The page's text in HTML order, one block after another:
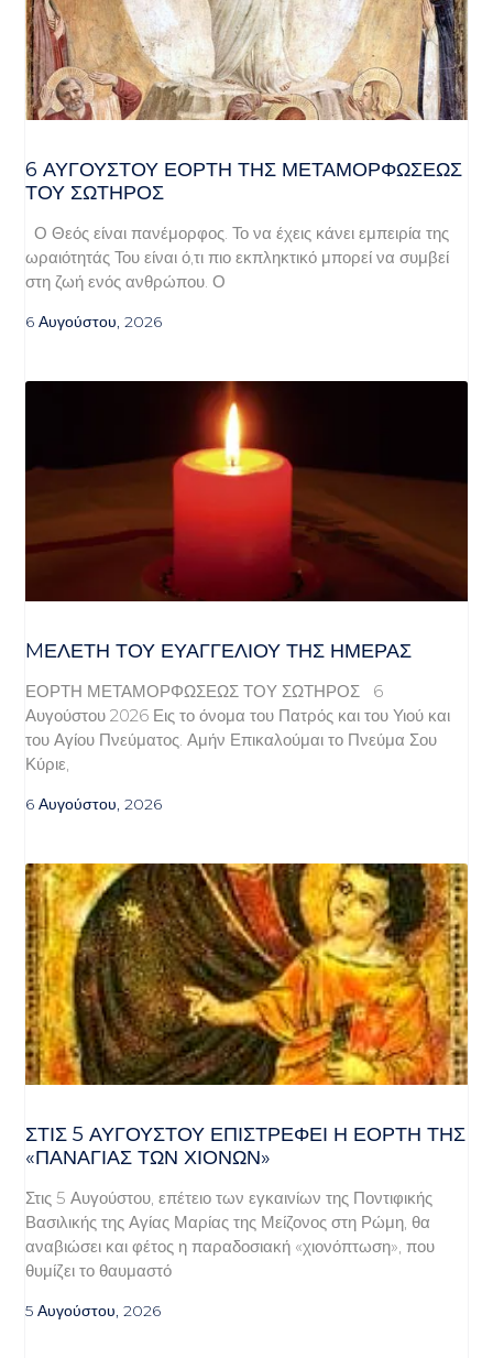
6 ΑΥΓΟΥΣΤΟΥ ΕΟΡΤΗ ΤΗΣ ΜΕΤΑΜΟΡΦΩΣΕΩΣ
ΤΟΥ ΣΩΤΗΡΟΣ
Ο Θεός είναι πανέμορφος. Το να έχεις κάνει εμπειρία της
ωραιότητάς Του είναι ό,τι πιο εκπληκτικό μπορεί να συμβεί
στη ζωή ενός ανθρώπου. Ο
6 Αυγούστου, 2026
MΕΛΈΤΗ ΤΟΥ ΕΥΑΓΓΕΛΊΟΥ ΤΗΣ ΗΜΈΡΑΣ
ΕΟΡΤΗ ΜΕΤΑΜΟΡΦΩΣΕΩΣ ΤΟΥ ΣΩΤΗΡΟΣ 6
Αυγούστου 2026 Εις το όνομα του Πατρός και του Υιού και
του Αγίου Πνεύματος. Αμήν Επικαλούμαι το Πνεύμα Σου
Κύριε,
6 Αυγούστου, 2026
ΣΤΙΣ 5 ΑΥΓΟΎΣΤΟΥ ΕΠΙΣΤΡΈΦΕΙ Η ΕΟΡΤΉ ΤΗΣ
«ΠΑΝΑΓΊΑΣ ΤΩΝ ΧΙΌΝΩΝ»
Στις 5 Αυγούστου, επέτειο των εγκαινίων της Ποντιφικής
Βασιλικής της Αγίας Μαρίας της Μείζονος στη Ρώμη, θα
αναβιώσει και φέτος η παραδοσιακή «χιονόπτωση», που
θυμίζει το θαυμαστό
5 Αυγούστου, 2026